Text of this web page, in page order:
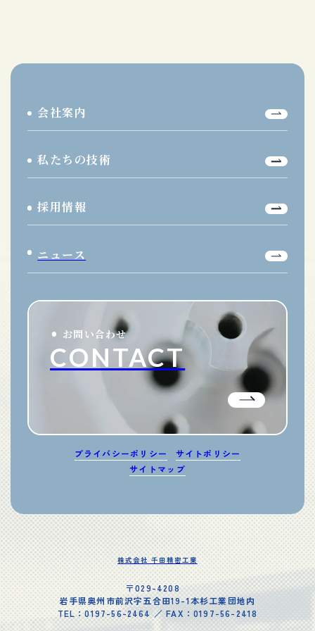
会社案内
私たちの技術
採用情報
ニュース
お問い合わせ
CONTACT
プライバシーポリシー
サイトポリシー
サイトマップ
株式会社 千田精密工業
〒029-4208
岩手県奥州市前沢字五合田19-1本杉工業団地内
TEL：0197-56-2464 ／ FAX：0197-56-2418